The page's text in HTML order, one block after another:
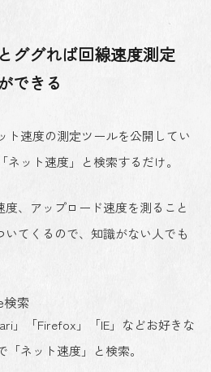
ググれば回線速度測定
できる
ト速度の測定ツールを公開してい
ット速度」と検索するだけ。
、アップロード速度を測ること
てくるので、知識がない人でも
検索
」「Firefox」「IE」などお好きな
ネット速度」と検索。